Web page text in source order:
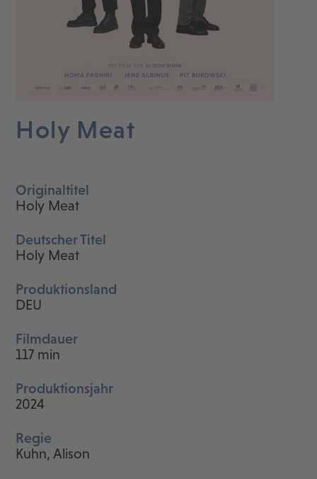
Holy Meat
Originaltitel
Holy Meat
Deutscher Titel
Holy Meat
Produktionsland
DEU
Filmdauer
117 min
Produktionsjahr
2024
Regie
Kuhn, Alison